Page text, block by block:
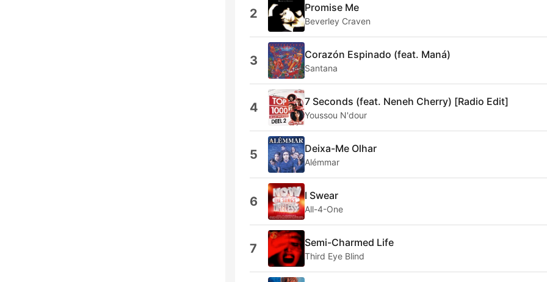
2 Promise Me
Beverley Craven
3 Corazón Espinado (feat. Maná)
Santana
4 7 Seconds (feat. Neneh Cherry) [Radio Edit]
Youssou N'dour
5 Deixa-Me Olhar
Alémmar
6 I Swear
All-4-One
7 Semi-Charmed Life
Third Eye Blind